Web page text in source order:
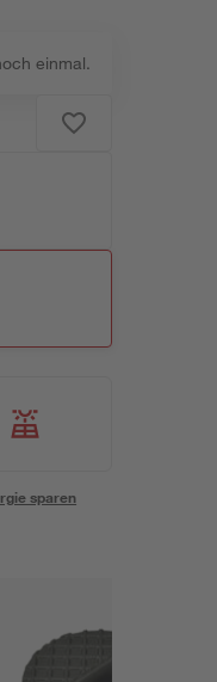
einmal.
sparen